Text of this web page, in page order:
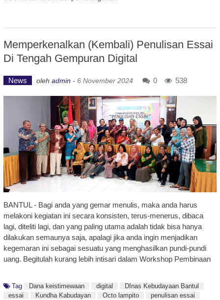
Memperkenalkan (Kembali) Penulisan Essai
Di Tengah Gempuran Digital
News oleh admin - 6 November 2024 0 538
BANTUL - Bagi anda yang gemar menulis, maka anda harus
melakoni kegiatan ini secara konsisten, terus-menerus, dibaca
lagi, diteliti lagi, dan yang paling utama adalah tidak bisa hanya
dilakukan semaunya saja, apalagi jika anda ingin menjadikan
kegemaran ini sebagai sesuatu yang menghasilkan pundi-pundi
uang. Begitulah kurang lebih intisari dalam Workshop Pembinaan
Tag Dana keistimewaan digital
DInas Kebudayaan Bantul
essai
Kundha Kabudayan Octo lampito
penulisan essai